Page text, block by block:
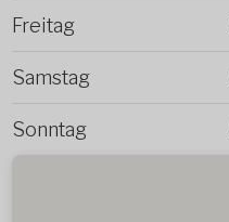
Freitag
Samstag
Sonntag